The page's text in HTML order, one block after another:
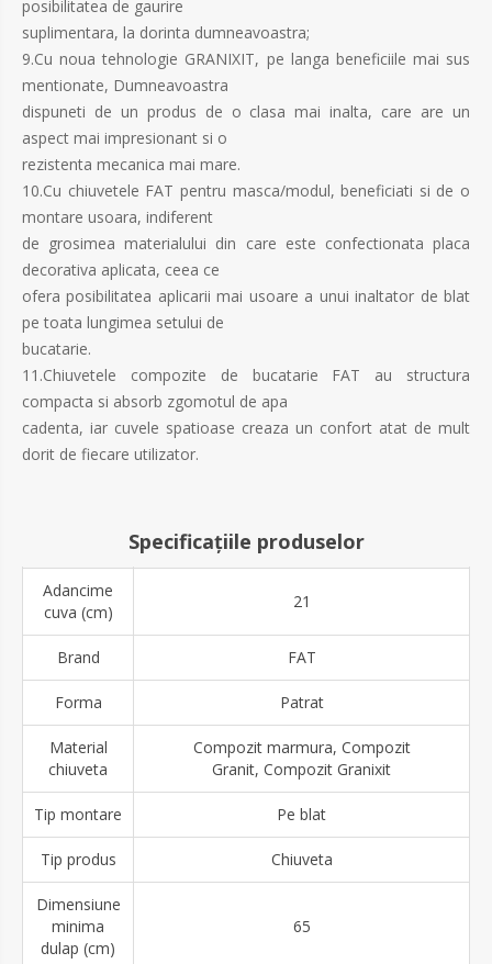
posibilitatea de gaurire
suplimentara, la dorinta dumneavoastra;
9.Cu noua tehnologie GRANIXIT, pe langa beneficiile mai sus
mentionate, Dumneavoastra
dispuneti de un produs de o clasa mai inalta, care are un
aspect mai impresionant si o
rezistenta mecanica mai mare.
10.Cu chiuvetele FAT pentru masca/modul, beneficiati si de o
montare usoara, indiferent
de grosimea materialului din care este confectionata placa
decorativa aplicata, ceea ce
ofera posibilitatea aplicarii mai usoare a unui inaltator de blat
pe toata lungimea setului de
bucatarie.
11.Chiuvetele compozite de bucatarie FAT au structura
compacta si absorb zgomotul de apa
cadenta, iar cuvele spatioase creaza un confort atat de mult
dorit de fiecare utilizator.
Specificațiile produselor
Adancime
cuva (cm)
21
Brand FAT
Forma Patrat
Material
chiuveta
Compozit marmura, Compozit
Granit, Compozit Granixit
Tip montare Pe blat
Tip produs Chiuveta
Dimensiune
minima
dulap (cm)
65